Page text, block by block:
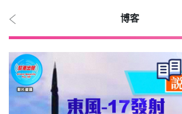
2026
年 8
博客